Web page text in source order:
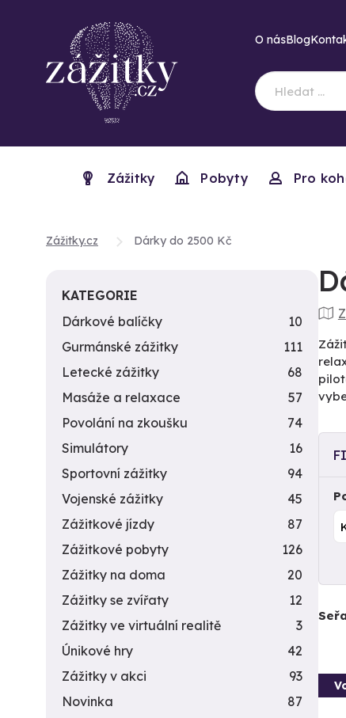
O násBlog
Zážitky Pobyty Pro
Zážitky.cz Dárky do 2500 Kč
KATEGORIE
Dárkové balíčky
10
Gurmánské zážitky
111
Letecké zážitky
68
Masáže a relaxace
57
Povolání na zkoušku
74
Simulátory
16
Sportovní zážitky
94
Vojenské zážitky
45
Zážitkové jízdy
87
Zážitkové pobyty
126
Zážitky na doma
20
Zážitky se zvířaty
12
Zážitky ve virtuální realitě
3
Únikové hry
42
Zážitky v akci
93
Novinka
87